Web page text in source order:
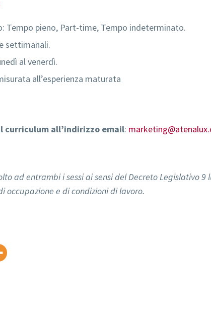
Tempo pieno, Part-time, Tempo indeterminato.
settimanali.
al venerdì.
all’esperienza maturata
curriculum all’indirizzo email:
ad entrambi i sessi ai sensi del Decreto
e di condizioni di lavoro.